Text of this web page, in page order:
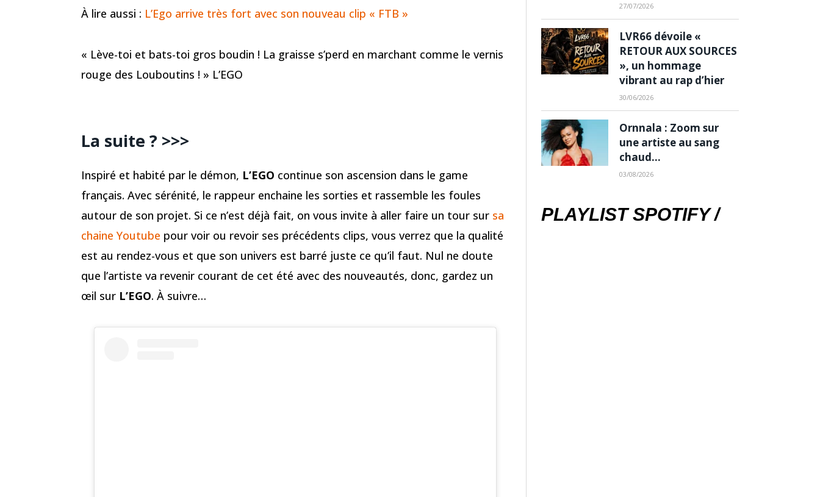
À lire aussi : L’Ego arrive très fort avec son nouveau clip « FTB »
« Lève-toi et bats-toi gros boudin ! La graisse s’perd en marchant comme le vernis
rouge des Louboutins ! » L’EGO
La suite ? >>>
Inspiré et habité par le démon, L’EGO continue son ascension dans le game
français. Avec sérénité, le rappeur enchaine les sorties et rassemble les foules
autour de son projet. Si ce n’est déjà fait, on vous invite à aller faire un tour sur sa
chaine Youtube pour voir ou revoir ses précédents clips, vous verrez que la qualité
est au rendez-vous et que son univers est barré juste ce qu’il faut. Nul ne doute
que l’artiste va revenir courant de cet été avec des nouveautés, donc, gardez un
œil sur L’EGO. À suivre…
27/07/2026
LVR66 dévoile «
RETOUR AUX SOURCES
», un hommage
vibrant au rap d’hier
30/06/2026
Ornnala : Zoom sur
une artiste au sang
chaud…
03/08/2026
PLAYLIST SPOTIFY /